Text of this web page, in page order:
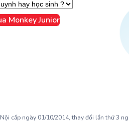
Monkey Junior
cấp ngày 01/10/2014, thay đổi lần thứ 3